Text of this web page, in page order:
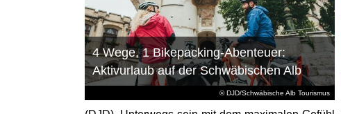
© DJD/Schwäbische Alb Tourismus
4 Wege, 1 Bikepacking-Abenteuer:
Aktivurlaub auf der Schwäbischen Alb